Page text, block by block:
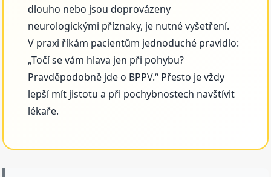
dlouho nebo jsou doprovázeny
neurologickými příznaky, je nutné vyšetření.
V praxi říkám pacientům jednoduché pravidlo:
„Točí se vám hlava jen při pohybu?
Pravděpodobně jde o BPPV.“ Přesto je vždy
lepší mít jistotu a při pochybnostech navštívit
lékaře.